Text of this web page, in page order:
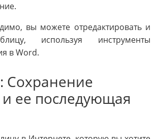
вы можете отредактировать и
используя инструменты
в Word.
Сохранение
ее последующая